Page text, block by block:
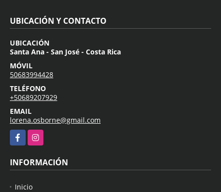
UBICACIÓN Y CONTACTO
UBICACIÓN
Santa Ana - San José - Costa Rica
MÓVIL
50683994428
TELÉFONO
+50689207929
EMAIL
lorena.osborne@gmail.com
FacebookInstagram
INFORMACIÓN
Inicio